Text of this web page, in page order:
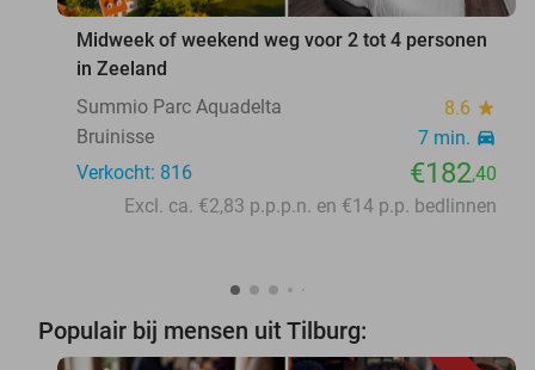
Midweek of weekend weg voor 2 tot 4 personen
in Zeeland
Summio Parc Aquadelta
8.6 star
Bruinisse 7 min. directions_car
Verkocht: 816 €182,40
Excl. ca. €2,83 p.p.p.n. en €14 p.p. bedlinnen
Populair bij mensen uit Tilburg: